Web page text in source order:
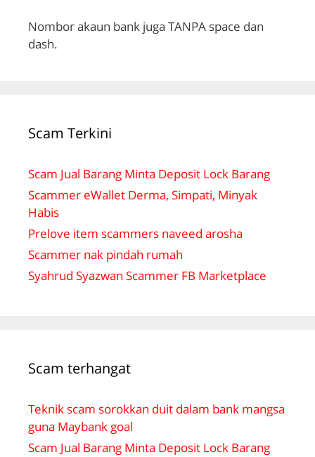
Nombor akaun bank juga TANPA space dan
dash.
Scam Terkini
Scam Jual Barang Minta Deposit Lock Barang
Scammer eWallet Derma, Simpati, Minyak
Habis
Prelove item scammers naveed arosha
Scammer nak pindah rumah
Syahrud Syazwan Scammer FB Marketplace
Scam terhangat
Teknik scam sorokkan duit dalam bank mangsa
guna Maybank goal
Scam Jual Barang Minta Deposit Lock Barang